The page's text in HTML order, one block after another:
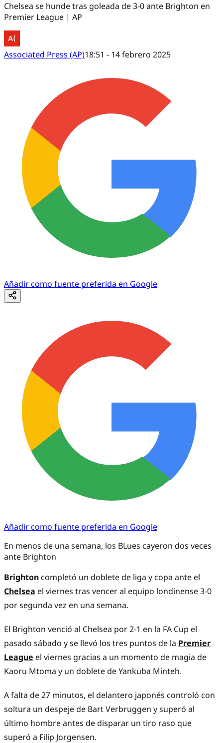
Chelsea se hunde tras goleada de 3-0 ante Brighton en
Premier League | AP
Associated Press (AP)18:51 - 14 febrero 2025
Añadir como fuente preferida en Google
Añadir como fuente preferida en Google
En menos de una semana, los BLues cayeron dos veces
ante Brighton
Brighton completó un doblete de liga y copa ante el
Chelsea el viernes tras vencer al equipo londinense 3-0
por segunda vez en una semana.
El Brighton venció al Chelsea por 2-1 en la FA Cup el
pasado sábado y se llevó los tres puntos de la Premier
League el viernes gracias a un momento de magia de
Kaoru Mtoma y un doblete de Yankuba Minteh.
A falta de 27 minutos, el delantero japonés controló con
soltura un despeje de Bart Verbruggen y superó al
último hombre antes de disparar un tiro raso que
superó a Filip Jorgensen.